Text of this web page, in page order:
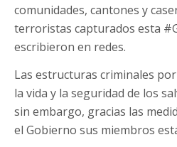
comunidades, cantones y
terroristas capturados esta
escribieron en redes.
Las estructuras criminales
la vida y la seguridad de los
sin embargo, gracias las
el Gobierno sus miembros